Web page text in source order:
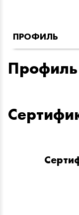
ПРОФИЛЬ
Профиль